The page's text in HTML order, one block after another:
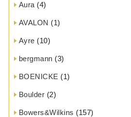
Aura (4)
AVALON (1)
Ayre (10)
bergmann (3)
BOENICKE (1)
Boulder (2)
Bowers&Wilkins (157)